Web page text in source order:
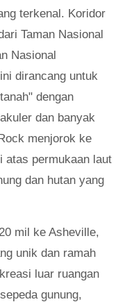
terkenal. Koridor
Taman Nasional
Nasional
dirancang untuk
dengan
dan banyak
menjorok ke
atas permukaan laut
dan hutan yang
mil ke Asheville,
unik dan ramah
luar ruangan
gunung,